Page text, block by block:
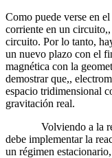
Como puede verse en
corriente en un
circuito. Por lo tanto,
un nuevo plazo con el
magnética con la
demostrar que,,
espacio tridimensional
gravitación real.
Volviendo a la
debe implementar la
un régimen